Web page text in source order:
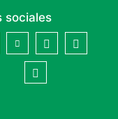
sociales